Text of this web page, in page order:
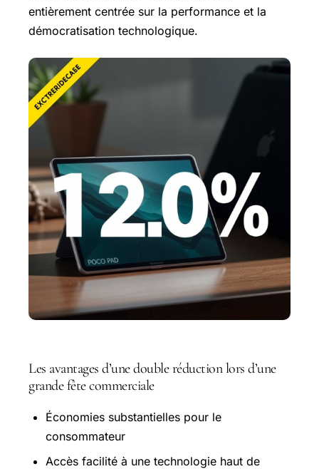
entièrement centrée sur la performance et la
démocratisation technologique.
Les avantages d’une double réduction lors d’une
grande fête commerciale
Économies substantielles pour le
consommateur
Accès facilité à une technologie haut de